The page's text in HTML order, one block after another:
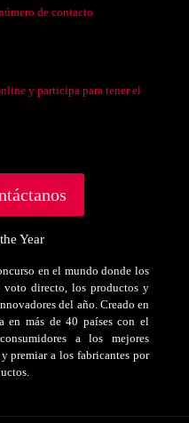
de contacto
y participa para tener el
Year
en el mundo donde los
voto directo, los productos y
del año. Creado en
en más de 40 países con el
a los mejores
premiar a los fabricantes por